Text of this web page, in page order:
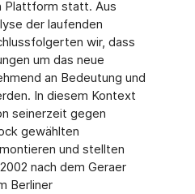
Plattform statt. Aus
der laufenden
wir, dass
um das neue
an Bedeutung und
In diesem Kontext
seinerzeit gegen
gewählten
und stellten
nach dem Geraer
Berliner